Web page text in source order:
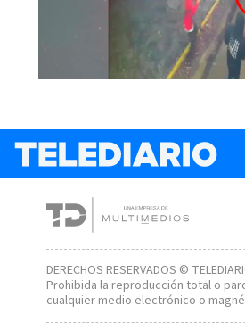
DERECHOS RESERVADOS ©
Prohibida la reproducción total o
cualquier medio electrónico o